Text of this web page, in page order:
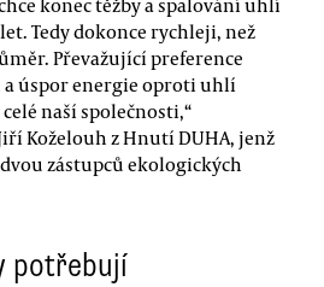
Tedy dokonce rychleji, než
Převažující preference
úspor energie oproti uhlí
naší společnosti,“
Koželouh z Hnutí DUHA, jenž
zástupců ekologických
potřebují